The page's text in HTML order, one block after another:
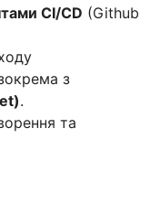
CI/CD (Github
з
.
та